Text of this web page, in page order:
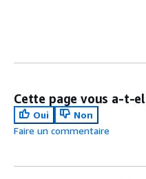
Cette page vous a-t-
Oui
Non
Faire un commentaire